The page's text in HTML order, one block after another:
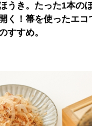
うき。たった1本の
く！箒を使ったエコ
すすめ。